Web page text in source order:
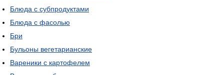
Блюда с субпродуктами
Блюда с фасолью
Бри
Бульоны вегетарианские
Вареники с картофелем